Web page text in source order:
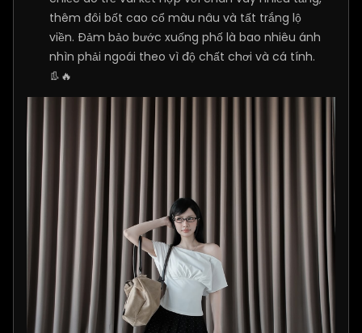
thêm đôi bốt cao cổ màu nâu và tất trắng lộ
viền. Đảm bảo bước xuống phố là bao nhiêu ánh
nhìn phải ngoái theo vì độ chất chơi và cá tính.
👢🔥